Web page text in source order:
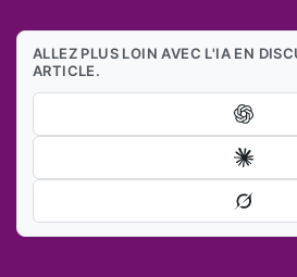
ALLEZ PLUS LOIN AVEC L'IA EN
ARTICLE.